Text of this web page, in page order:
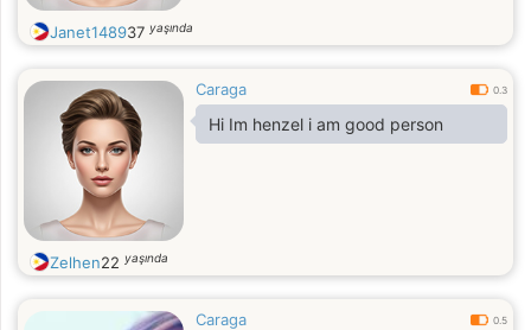
Janet148937 yaşında
Caraga 0.3
Hi Im henzel i am good person
Zelhen22 yaşında
Caraga 0.5